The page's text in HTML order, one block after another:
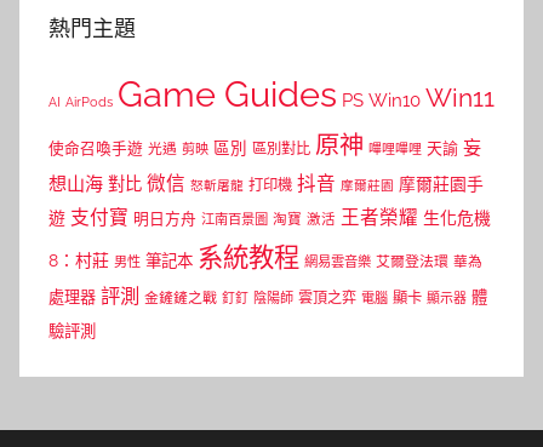
熱門主題
AI AirPods Game Guides PS Win10 Win11
使命召喚手遊 光遇 剪映 區別 區別對比 原神 嗶哩嗶哩 天諭 妄
想山海 對比 微信 怒斬屠龍 打印機 抖音 摩爾莊園 摩爾莊園手
遊 支付寶 明日方舟 江南百景圖 淘寶 激活 王者榮耀 生化危機
8：村莊 男性 筆記本 系統教程 網易雲音樂 艾爾登法環 華為
處理器 評測 金鏟鏟之戰 釘釘 陰陽師 雲頂之弈 電腦 顯卡 顯示器 體
驗評測